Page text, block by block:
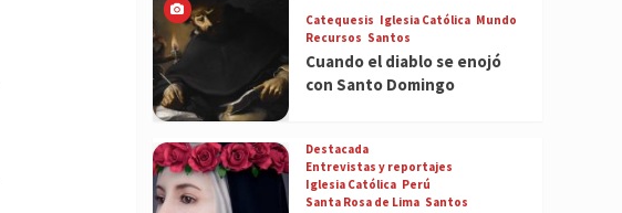
Catequesis Iglesia Católica Mundo
Recursos Santos
Cuando el diablo se enojó
con Santo Domingo
Destacada
Entrevistas y reportajes
Iglesia Católica Perú
Santa Rosa de Lima Santos